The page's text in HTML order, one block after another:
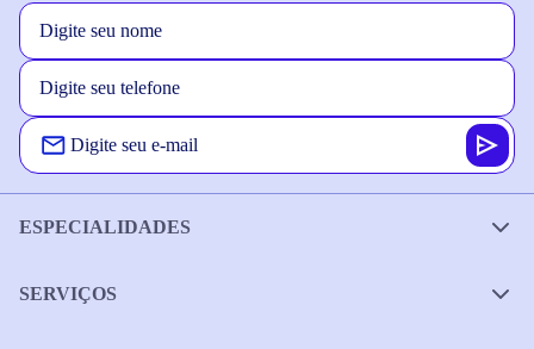
ESPECIALIDADES
SERVIÇOS